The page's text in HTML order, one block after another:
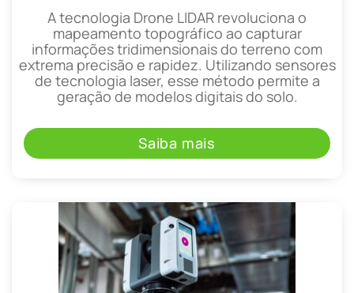
A tecnologia Drone LIDAR revoluciona o
mapeamento topográfico ao capturar
informações tridimensionais do terreno com
extrema precisão e rapidez. Utilizando sensores
de tecnologia laser, esse método permite a
geração de modelos digitais do solo.
Saiba mais